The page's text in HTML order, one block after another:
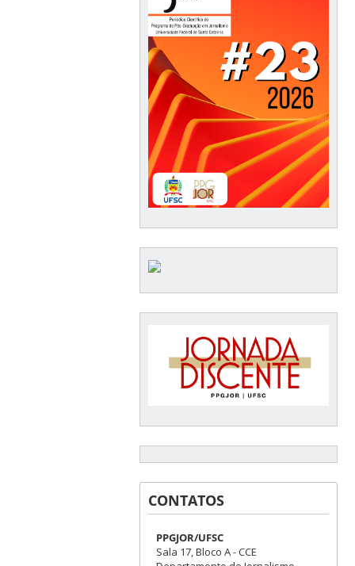
CONTATOS
PPGJOR/UFSC
Sala 17, Bloco A - CCE